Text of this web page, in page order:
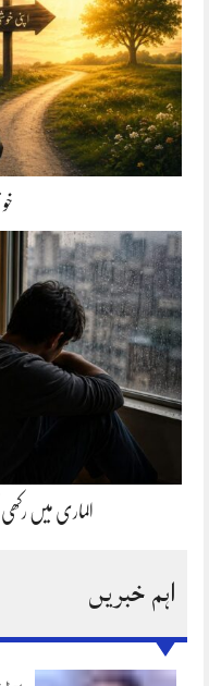
الماری میں
اہم خبریں